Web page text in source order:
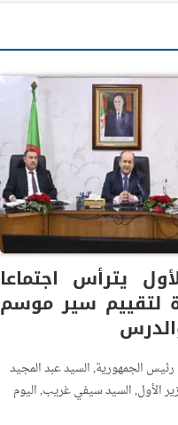
يترأس اجتماعا
لتقييم سير موسم
رئيس الجمهورية, السيد عبد المجيد
الأول, السيد سيفي غريب, اليوم